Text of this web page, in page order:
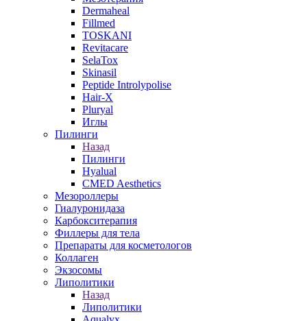
Dermaheal
Fillmed
TOSKANI
Revitacare
SelaTox
Skinasil
Peptide Introlypolise
Hair-X
Pluryal
Иглы
Пилинги
Назад
Пилинги
Hyalual
CMED Aesthetics
Мезороллеры
Гиалуронидаза
Карбокситерапия
Филлеры для тела
Препараты для косметологов
Коллаген
Экзосомы
Липолитики
Назад
Липолитики